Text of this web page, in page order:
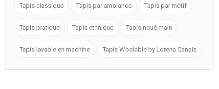
Tapis classique Tapis par ambiance Tapis par motif
Tapis pratique Tapis ethnique Tapis noué main
Tapis lavable en machine Tapis Woolable by Lorena Canals